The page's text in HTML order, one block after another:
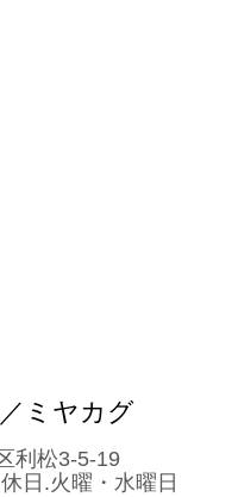
ミヤカグ
利松3-5-19
日.火曜・水曜日